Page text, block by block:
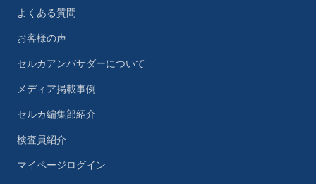
よくある質問
お客様の声
セルカアンバサダーについて
メディア掲載事例
セルカ編集部紹介
検査員紹介
マイページログイン